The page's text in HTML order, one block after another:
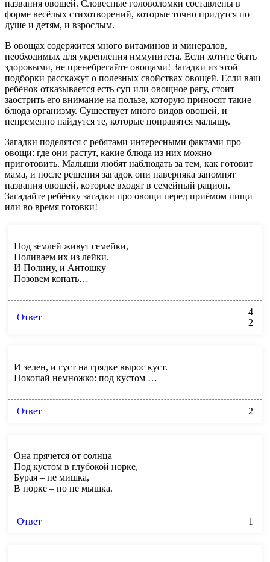
названия овощей. Словесные головоломки составлены в
форме весёлых стихотворений, которые точно придутся по
душе и детям, и взрослым.
В овощах содержится много витаминов и минералов,
необходимых для укрепления иммунитета. Если хотите быть
здоровыми, не пренебрегайте овощами! Загадки из этой
подборки расскажут о полезных свойствах овощей. Если ваш
ребёнок отказывается есть суп или овощное рагу, стоит
заострить его внимание на пользе, которую приносят такие
блюда организму. Существует много видов овощей, и
непременно найдутся те, которые понравятся малышу.
Загадки поделятся с ребятами интересными фактами про
овощи: где они растут, какие блюда из них можно
приготовить. Малыши любят наблюдать за тем, как готовит
мама, и после решения загадок они наверняка запомнят
названия овощей, которые входят в семейный рацион.
Загадайте ребёнку загадки про овощи перед приёмом пищи
или во время готовки!
Под землей живут семейки,
Поливаем их из лейки.
И Полину, и Антошку
Позовем копать…
Ответ
4
2
И зелен, и густ на грядке вырос куст.
Покопай немножко: под кустом …
Ответ 2
Она прячется от солнца
Под кустом в глубокой норке,
Бурая – не мишка,
В норке – но не мышка.
Ответ 1